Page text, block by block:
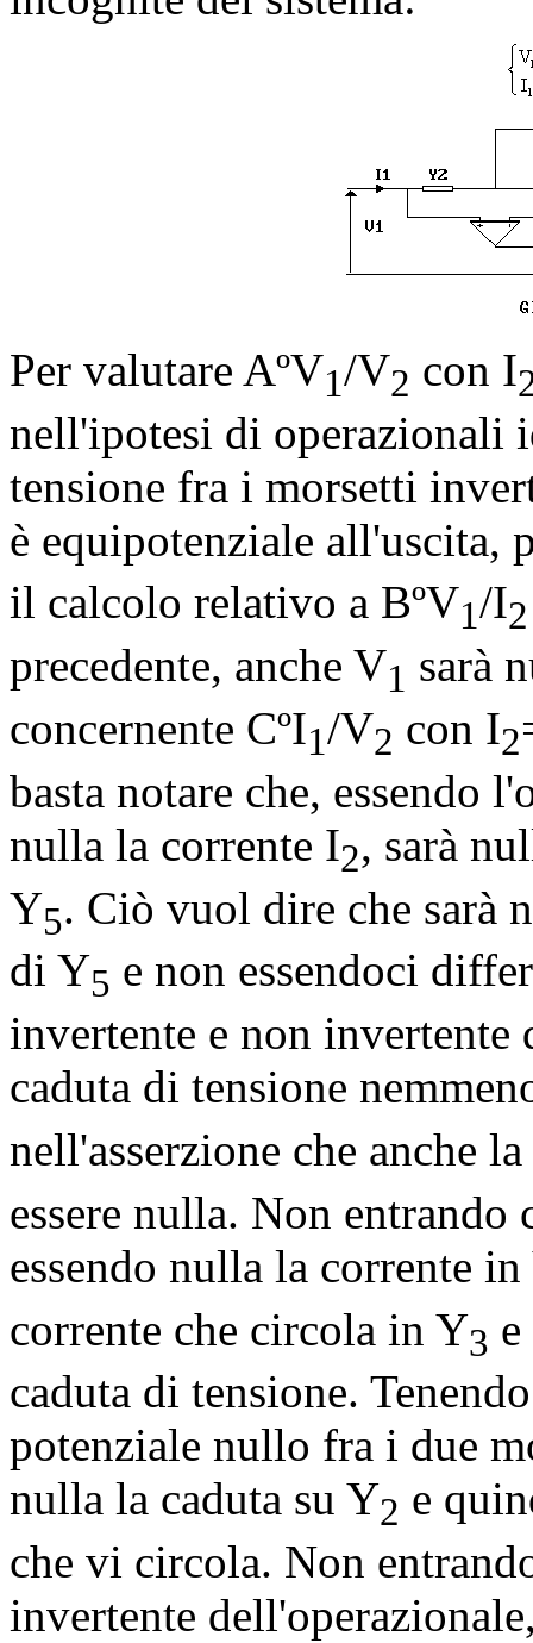
Per valutare AºV1/V2 con I
nell'ipotesi di operazionali
tensione fra i morsetti
è equipotenziale all'uscita,
il calcolo relativo a BºV1/I2
precedente, anche V1 sarà
concernente CºI1/V2 con I2
basta notare che, essendo
nulla la corrente I2, sarà
Y5. Ciò vuol dire che sarà
di Y5 e non essendoci
invertente e non invertente
caduta di tensione
nell'asserzione che anche
essere nulla. Non
essendo nulla la corrente
corrente che circola in Y3
caduta di tensione.
potenziale nullo fra i due
nulla la caduta su Y2 e
che vi circola. Non
invertente